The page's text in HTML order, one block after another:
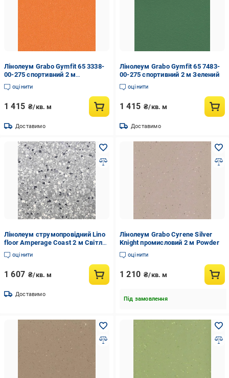
Лінолеум Grabo Gymfit 65 3338-
00-275 спортивний 2 м
Помаранчевий
оцінити
1 415 ₴/кв. м
Доставимо
Лінолеум Grabo Gymfit 65 7483-
00-275 спортивний 2 м Зелений
оцінити
1 415 ₴/кв. м
Доставимо
Лінолеум струмопровідний Lino
floor Amperage Coast 2 м Світло-
сірий
оцінити
1 607 ₴/кв. м
Доставимо
Лінолеум Grabo Cyrene Silver
Knight промисловий 2 м Powder
оцінити
1 210 ₴/кв. м
Під замовлення